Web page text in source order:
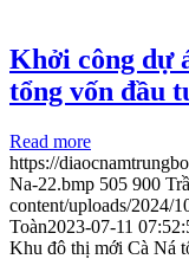
Khởi công dự
tổng vốn đầu
Read more
https://
Na-22.bmp 505 900
content/uploads/2024/
Toàn2023-07-11
Khu đô thị mới Cà Ná